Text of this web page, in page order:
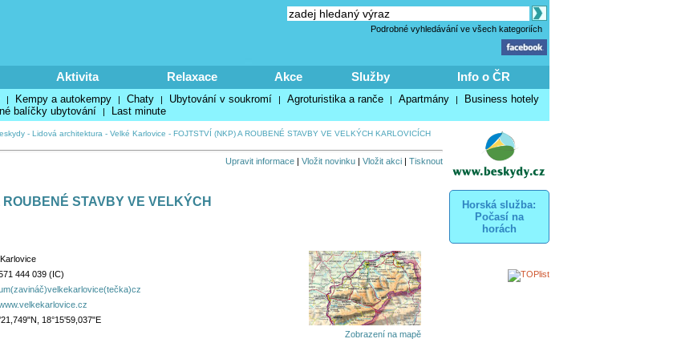
Podrobné vyhledávání ve všech kategoriích
Aktivita Relaxace Akce Služby Info o ČR
| Kempy a autokempy | Chaty | Ubytování v soukromí | Agroturistika a ranče | Apartmány | Business hotely
balíčky ubytování | Last minute
- Lidová architektura - Velké Karlovice - FOJTSTVÍ (NKP) A ROUBENÉ STAVBY VE VELKÝCH KARLOVICÍCH
Upravit informace| Vložit novinku| Vložit akci| Tisknout
ROUBENÉ STAVBY VE VELKÝCH
444 039 (IC)
18°15'59,037"E
Zobrazení na mapě
Horská služba:
Počasí na
horách